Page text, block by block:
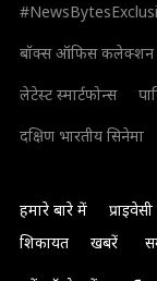
बॉक्स ऑफिस कलेक्शन
लेटेस्ट स्मार्टफोन्स
दक्षिण भारतीय सिनेमा
हमारे बारे में
शिकायत
खबरें